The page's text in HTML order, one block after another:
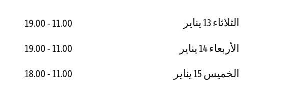
الثلاثاء 13 يناير
11.00 - 19.00
الأربعاء 14 يناير
11.00 - 19.00
الخميس 15 يناير
11.00 - 18.00